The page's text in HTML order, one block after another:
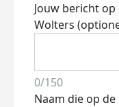
Jouw bericht
Wolters
0/150
Naam die op